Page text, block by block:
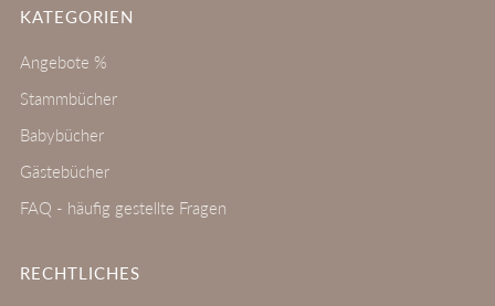
KATEGORIEN
Angebote %
Stammbücher
Babybücher
Gästebücher
FAQ - häufig gestellte Fragen
RECHTLICHES